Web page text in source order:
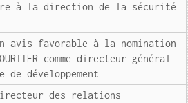
à la direction de la sécurité
avis favorable à la nomination
comme directeur général
développement
directeur des relations